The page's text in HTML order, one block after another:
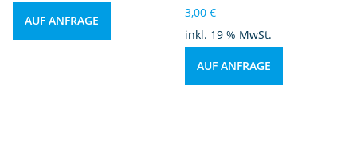
AUF ANFRAGE
3,00€
inkl. 19 % MwSt.
AUF ANFRAGE